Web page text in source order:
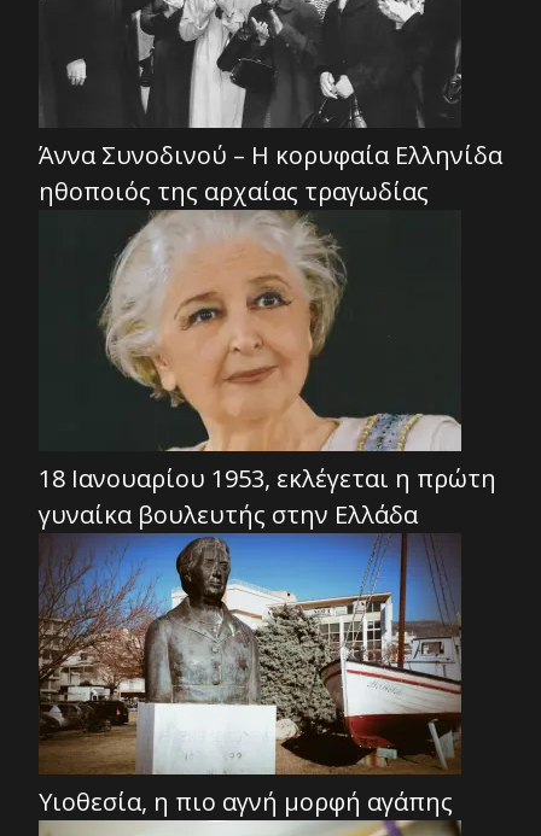
Άννα Συνοδινού – Η κορυφαία Ελληνίδα
ηθοποιός της αρχαίας τραγωδίας
18 Ιανουαρίου 1953, εκλέγεται η πρώτη
γυναίκα βουλευτής στην Ελλάδα
Υιοθεσία, η πιο αγνή μορφή αγάπης